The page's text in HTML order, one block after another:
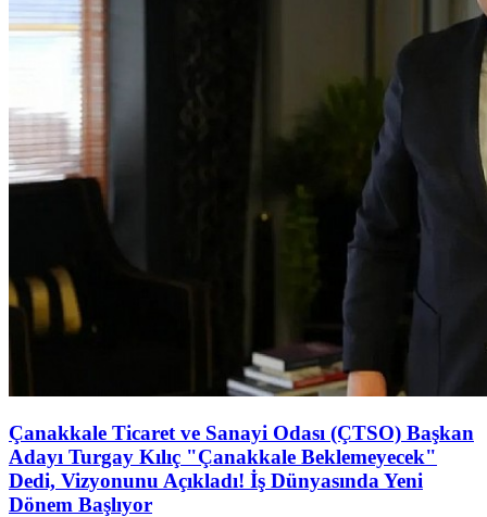
Çanakkale Ticaret ve Sanayi Odası (ÇTSO) Başkan
Adayı Turgay Kılıç "Çanakkale Beklemeyecek"
Dedi, Vizyonunu Açıkladı! İş Dünyasında Yeni
Dönem Başlıyor